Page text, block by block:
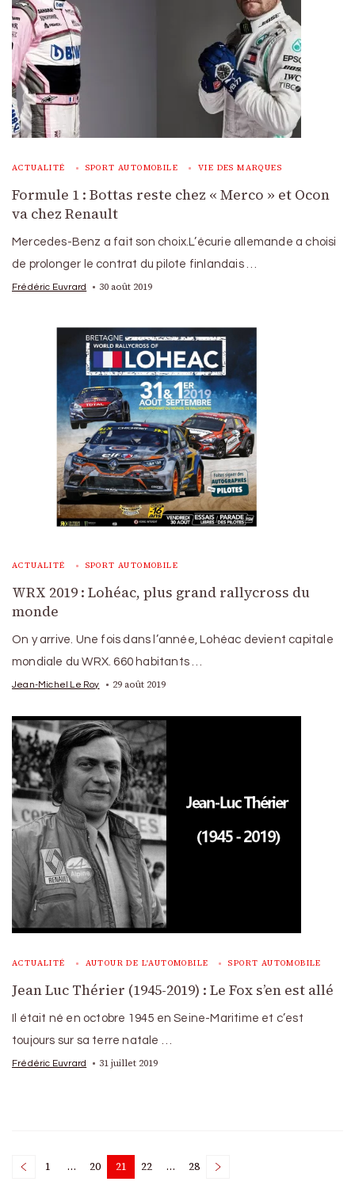
ACTUALITÉ SPORT AUTOMOBILE VIE DES MARQUES
Formule 1 : Bottas reste chez « Merco » et Ocon
va chez Renault
Mercedes-Benz a fait son choix.L’écurie allemande a choisi
de prolonger le contrat du pilote finlandais …
Frédéric Euvrard 30 août 2019
ACTUALITÉ SPORT AUTOMOBILE
WRX 2019 : Lohéac, plus grand rallycross du
monde
On y arrive. Une fois dans l’année, Lohéac devient capitale
mondiale du WRX. 660 habitants …
Jean-Michel Le Roy 29 août 2019
ACTUALITÉ AUTOUR DE L'AUTOMOBILE SPORT AUTOMOBILE
Jean Luc Thérier (1945-2019) : Le Fox s’en est allé
Il était né en octobre 1945 en Seine-Maritime et c’est
toujours sur sa terre natale …
Frédéric Euvrard 31 juillet 2019
Posts
Page
1 … Page
20 Page
21 Page
22 … Page
28